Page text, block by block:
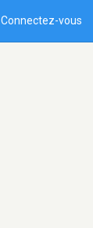
Connectez-vous